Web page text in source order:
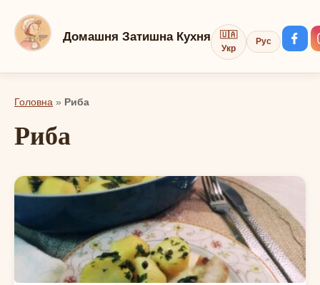
вмісту
Домашня Затишна Кухня
🇺🇦
Укр
Рус
Головна » Риба
Риба